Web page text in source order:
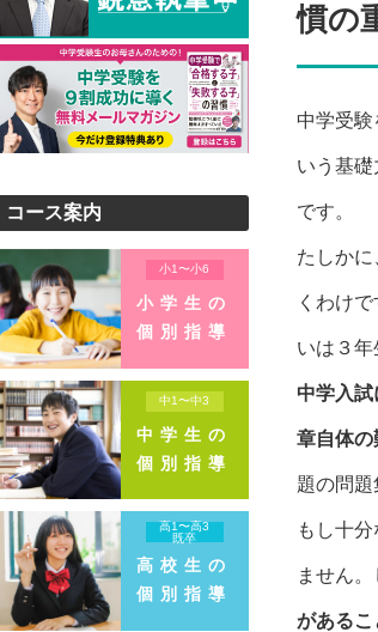
コース案内
小1〜小6
小学生の
個別指導
中1〜中3
中学生の
個別指導
高1〜高3
既卒
高校生の
個別指導
慣の
中学受
いう基
です。
たしか
くわけ
いは３
中学入
章自体の
題の問
もし十
ません
があるこ